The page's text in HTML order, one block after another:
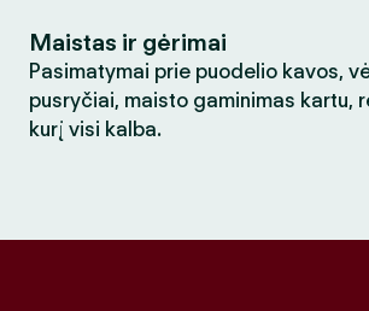
Maistas ir gėrimai
Pasimatymai prie puodelio kavos,
pusryčiai, maisto gaminimas kartu,
kurį visi kalba.